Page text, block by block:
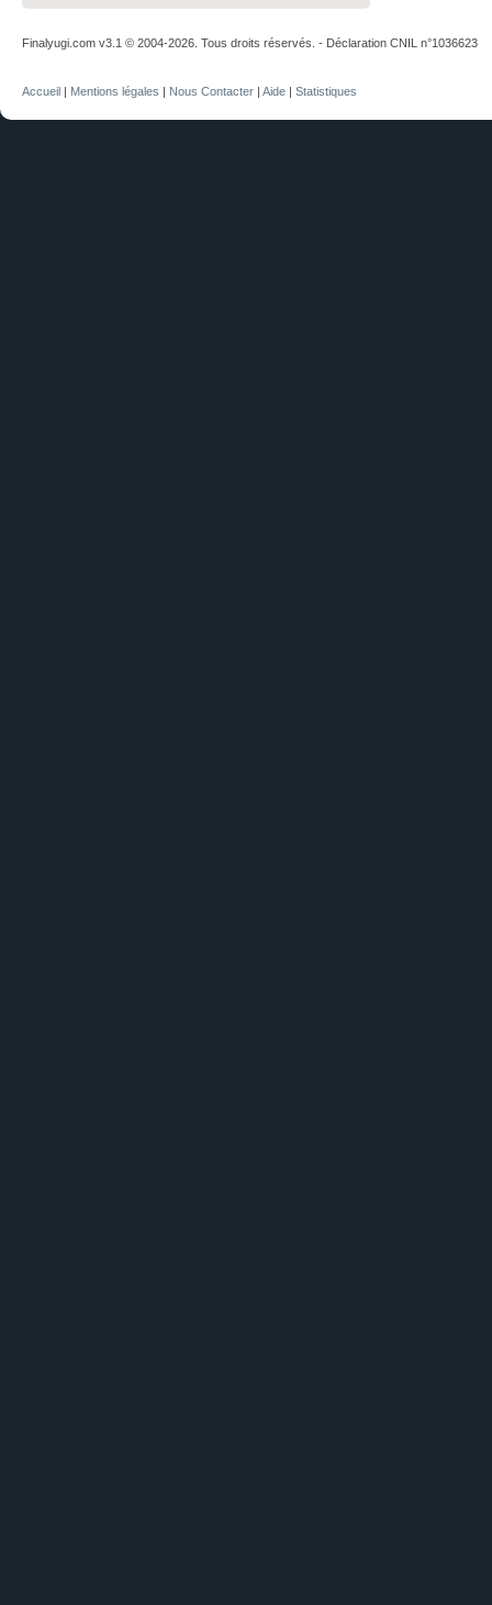
Finalyugi.com v3.1 © 2004-2026. Tous droits réservés. - Déclaration CNIL n°1036623
Accueil Mentions légales Nous Contacter Aide Statistiques